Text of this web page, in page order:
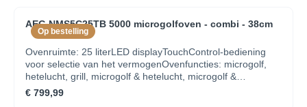
mechanisme: elektronisch
Op bestelling
AEG NMS5C25TB 5000 microgolfoven - combi - 38cm
Ovenruimte: 25 literLED displayTouchControl-bediening
voor selectie van het vermogenOvenfuncties: microgolf,
hetelucht, grill, microgolf & hetelucht, microgolf &
grillMicrogolf: 900 W, 8 niveausVermogen grill: 1000
WOvenvolume: 25 lAutomatische kookprogramma's met
€ 799,99